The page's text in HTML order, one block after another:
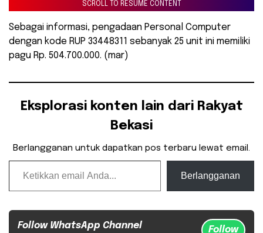
SCROLL TO RESUME CONTENT
Sebagai informasi, pengadaan Personal Computer
dengan kode RUP 33448311 sebanyak 25 unit ini memiliki
pagu Rp. 504.700.000. (mar)
Eksplorasi konten lain dari Rakyat
Bekasi
Berlangganan untuk dapatkan pos terbaru lewat email.
Ketikkan email Anda...
Berlangganan
Follow WhatsApp Channel Follow